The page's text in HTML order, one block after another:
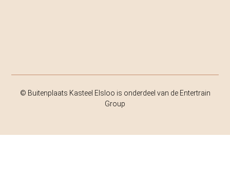
© Buitenplaats Kasteel Elsloo is onderdeel van de Entertrain
Group